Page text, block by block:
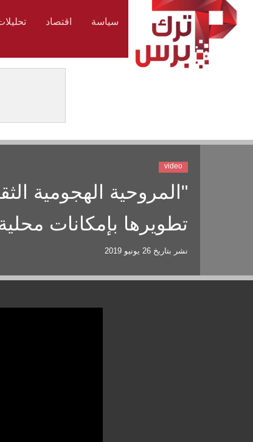
سياسة اقتصاد
"المروحية الهجومية
تطويرها بإمكانات
نشر بتاريخ 26 يونيو 2019
video